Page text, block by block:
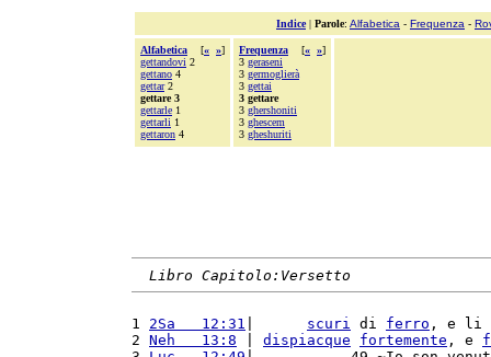
Indice| Parole: Alfabetica - Frequenza -
Alfabetica [« »]
gettandovi 2
gettano 4
gettar2
gettare 3
gettarle 1
gettarli 1
gettaron 4
Frequenza [« »]
3 geraseni
3 germoglierà
3 gettai
3 gettare
3 ghershoniti
3 ghescem
3 gheshuriti
Libro Capitolo:Versetto
1 2Sa   12:31 scuri di ferro , e li
2 Neh   13:8 dispiacque fortemente , e